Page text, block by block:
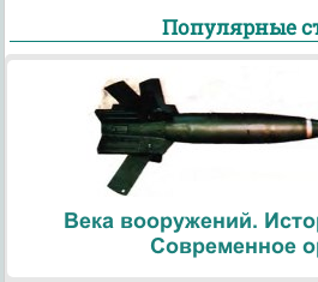
Популярные
Века вооружений.
Современное